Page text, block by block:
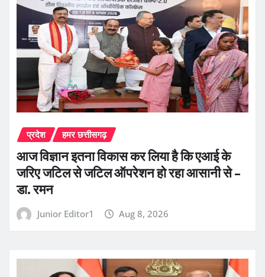
प्रदेश हमर छत्तीसगढ़
आज विज्ञान इतना विकास कर लिया है कि एआई के
जरिए जटिल से जटिल ऑपरेशन हो रहा आसानी से –
डा. रमन
Junior Editor1 Aug 8, 2026